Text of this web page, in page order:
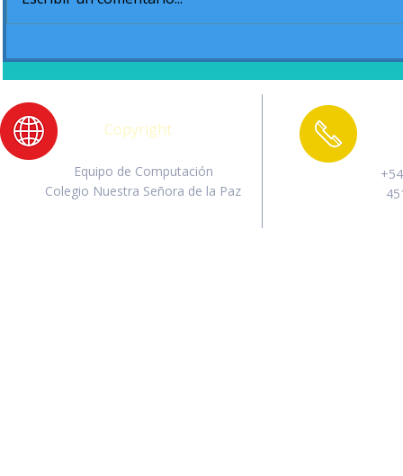
Ciclo 2020
Grado
Copyright
Equipo de Computación
Colegio Nuestra Señora de la Paz